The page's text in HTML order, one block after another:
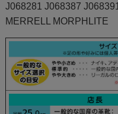
J068281 J068387 J068391
MERRELL MORPHLITE